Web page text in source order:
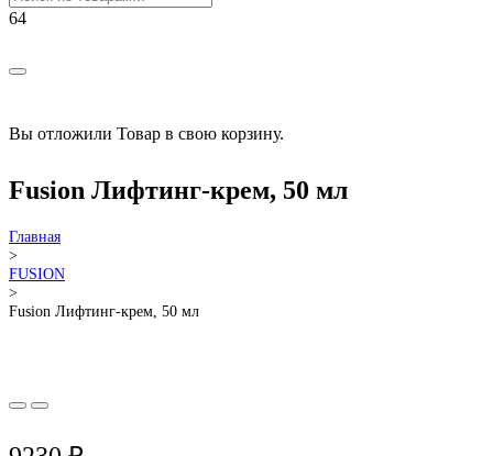
Вы отложили Товар в свою корзину.
Fusion Лифтинг-крем, 50 мл
Главная
>
FUSION
>
Fusion Лифтинг-крем, 50 мл
РАСПРОДАЖА!